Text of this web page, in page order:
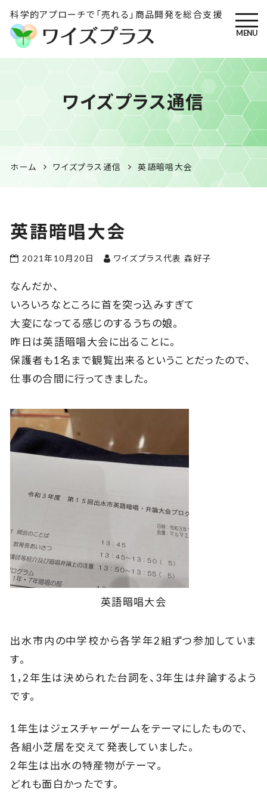
科学的アプローチで「売れる」商品開発を総合支援
ワイズプラス｜鹿児島の特産
品開発・HACCP衛生管理・食
品表示の専門コンサル
MENU
ワイズプラス通信
ホーム ワイズプラス通信 英語暗唱大会
英語暗唱大会
2021年10月20日 ワイズプラス代表 森好子
なんだか、
いろいろなところに首を突っ込みすぎて
大変になってる感じのするうちの娘。
昨日は英語暗唱大会に出ることに。
保護者も1名まで観覧出来るということだったので、
仕事の合間に行ってきました。
英語暗唱大会
出水市内の中学校から各学年2組ずつ参加していま
す。
1，2年生は決められた台詞を、3年生は弁論するよう
です。
1年生はジェスチャーゲームをテーマにしたもので、
各組小芝居を交えて発表していました。
2年生は出水の特産物がテーマ。
どれも面白かったです。